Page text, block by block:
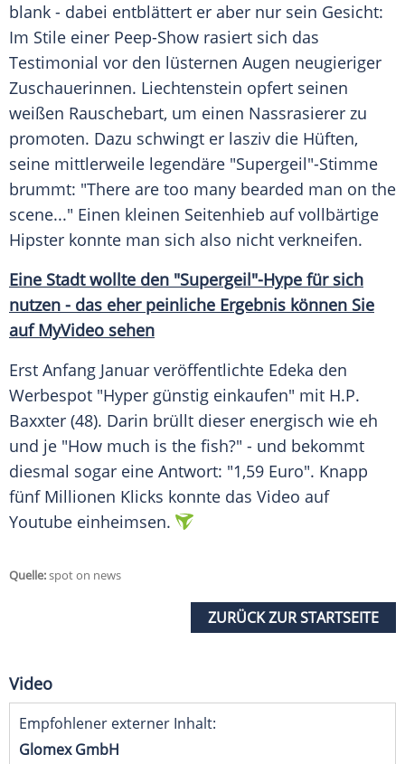
blank - dabei entblättert er aber nur sein Gesicht:
Im Stile einer Peep-Show rasiert sich das
Testimonial vor den lüsternen Augen neugieriger
Zuschauerinnen. Liechtenstein opfert seinen
weißen Rauschebart, um einen Nassrasierer zu
promoten. Dazu schwingt er lasziv die Hüften,
seine mittlerweile legendäre "Supergeil"-Stimme
brummt: "There are too many bearded man on the
scene..." Einen kleinen Seitenhieb auf vollbärtige
Hipster konnte man sich also nicht verkneifen.
Eine Stadt wollte den "Supergeil"-Hype für sich
nutzen - das eher peinliche Ergebnis können Sie
aufMyVideo sehen
Erst Anfang Januar veröffentlichte Edeka den
Werbespot "Hyper günstig einkaufen" mit H.P.
Baxxter (48). Darin brüllt dieser energisch wie eh
und je "How much is the fish?" - und bekommt
diesmal sogar eine Antwort: "1,59 Euro". Knapp
fünf Millionen Klicks konnte das Video auf
Youtube einheimsen.
Quelle:spot on news
ZURÜCK ZUR STARTSEITE
Video
Empfohlener externer Inhalt:
Glomex GmbH